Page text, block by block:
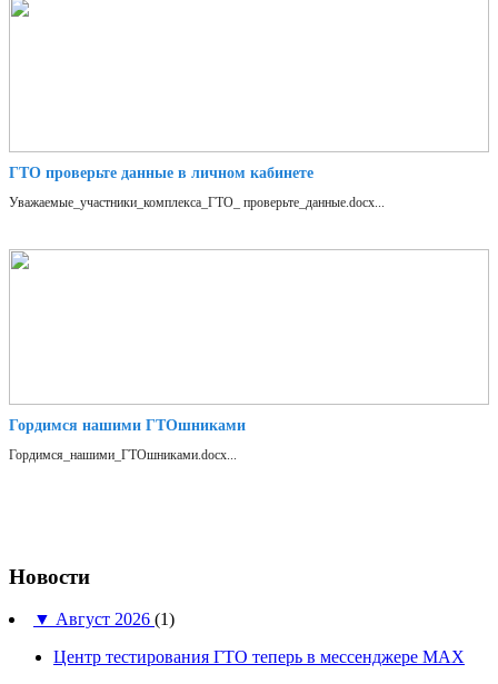
ГТО проверьте данные в личном кабинете
Уважаемые_участники_комплекса_ГТО_ проверьте_данные.docx...
Гордимся нашими ГТОшниками
Гордимся_нашими_ГТОшниками.docx...
Новости
▼ Август 2026 (1)
Центр тестирования ГТО теперь в мессенджере MAX